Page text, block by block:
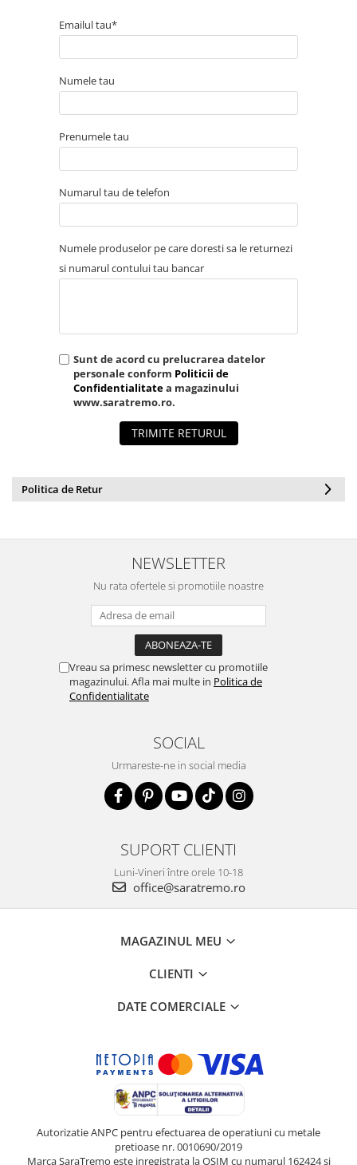
Emailul tau*
Numele tau
Prenumele tau
Numarul tau de telefon
Numele produselor pe care doresti sa le returnezi
si numarul contului tau bancar
Sunt de acord cu prelucrarea datelor
personale conform Politicii de
Confidentialitatea magazinului
www.saratremo.ro.
TRIMITE RETURUL
Politica de Retur
NEWSLETTER
Nu rata ofertele si promotiile noastre
Vreau sa primesc newsletter cu promotiile
magazinului. Afla mai multe in Politica de
Confidentialitate
SOCIAL
Urmareste-ne in social media
SUPORT CLIENTI
Luni-Vineri între orele 10-18
office@saratremo.ro
MAGAZINUL MEU
CLIENTI
DATE COMERCIALE
Autorizatie ANPC pentru efectuarea de operatiuni cu metale
pretioase nr. 0010690/2019
Marca SaraTremo este inregistrata la OSIM cu numarul 162424 si